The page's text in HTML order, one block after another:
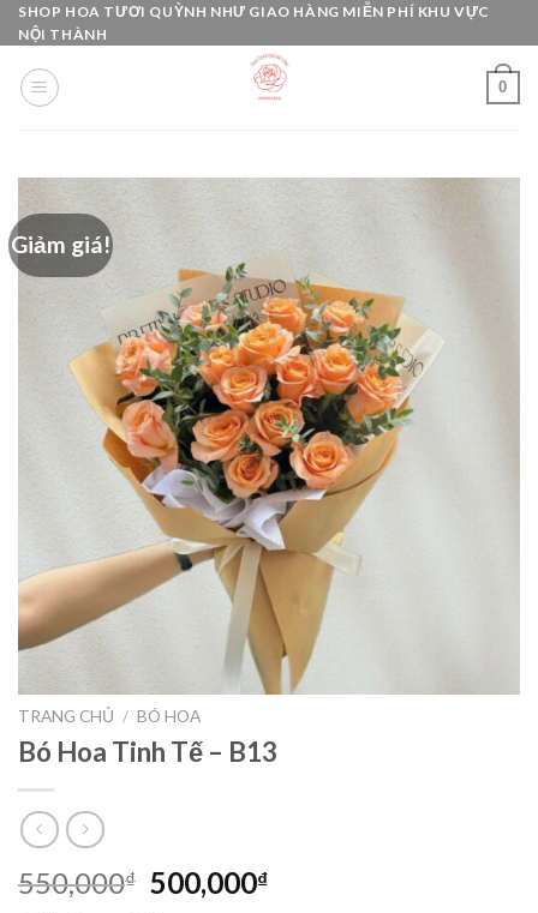
Skip
to
content
SHOP HOA TƯƠI QUỲNH NHƯ GIAO HÀNG MIỄN PHÍ KHU VỰC
NỘI THÀNH
0
Giảm giá!
TRANG CHỦ / BÓ HOA
Bó Hoa Tinh Tế – B13
550,000₫ Giá
500,000₫Giá